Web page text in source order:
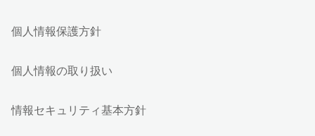
個人情報保護方針
個人情報の取り扱い
情報セキュリティ基本方針